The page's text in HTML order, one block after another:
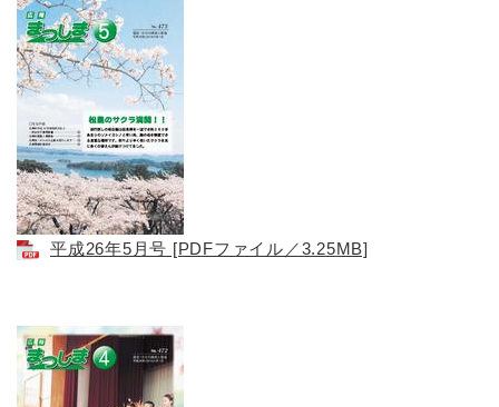
平成26年5月号 [PDFファイル／3.25MB]